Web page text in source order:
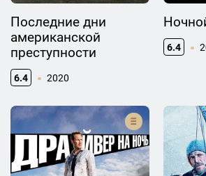
Последние дни
американской
преступности
6.4 2020
6.4